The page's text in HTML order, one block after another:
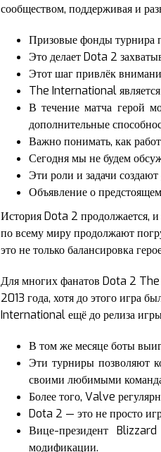
сообществом, поддерживая и
Призовые фонды турнира
Это делает Dota 2
Этот шаг привлёк
The International
В течение матча герой
дополнительные
Важно понимать, как
Сегодня мы не будем
Эти роли и задачи
Объявление о
История Dota 2 продолжается,
по всему миру продолжают
это не только балансировка
Для многих фанатов Dota 2 The
2013 года, хотя до этого игра
International ещё до релиза
В том же месяце боты
Эти турниры позволяют
своими любимыми
Более того, Valve
Dota 2 — это не просто
Вице-президент
модификации.